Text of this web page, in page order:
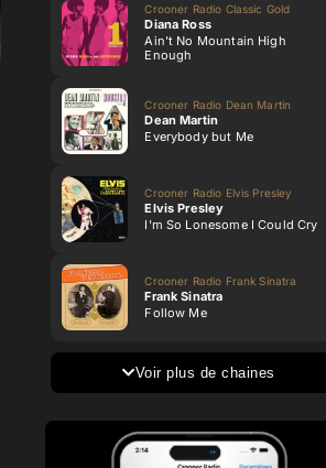
Crooner Radio Classic Gold
Diana Ross
Ain't No Mountain High
Enough
Crooner Radio Dean Martin
Dean Martin
Everybody but Me
Crooner Radio Elvis Presley
Elvis Presley
I'm So Lonesome I Could Cry
Crooner Radio Frank Sinatra
Frank Sinatra
Follow Me
Voir plus de chaines